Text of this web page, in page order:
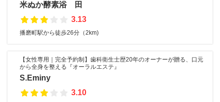
米ぬか酵素浴 田
3.13
播磨町駅から徒歩26分（2km)
【女性専用｜完全予約制】歯科衛生士歴20年のオーナーが贈る、口元
から全身を整える『オーラルエステ』
S.Eminy
3.10